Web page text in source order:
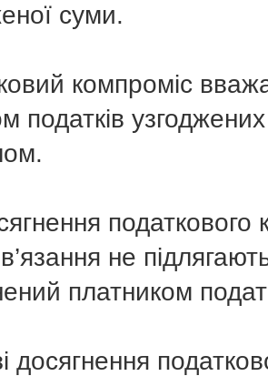
суми.
компроміс
податків
податкового
не
платником
досягнення